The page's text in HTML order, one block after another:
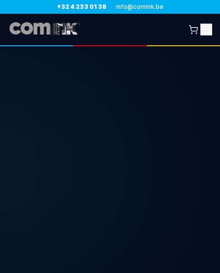
+32 4 233 01 38 · info@comink.be